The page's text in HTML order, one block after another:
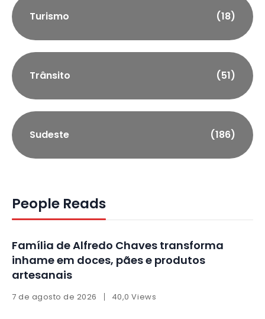
Turismo (18)
Trânsito (51)
Sudeste (186)
People Reads
Família de Alfredo Chaves transforma
inhame em doces, pães e produtos
artesanais
7 de agosto de 2026 40,0 Views